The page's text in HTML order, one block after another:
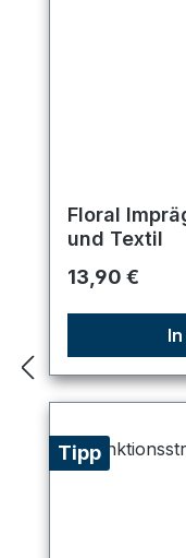
Floral
und Textil
Regulärer
13,90 €
Tipp